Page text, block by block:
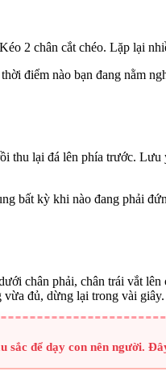
2 chân cắt chéo. Lặp lại
điểm nào bạn đang nằm
thu lại đá lên phía trước.
bất kỳ khi nào đang phải
chân phải, chân trái vắt
đủ, dừng lại trong vài
sắc để dạy con nên người.